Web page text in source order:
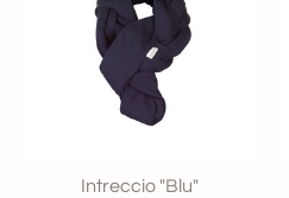
Intreccio "Blu"